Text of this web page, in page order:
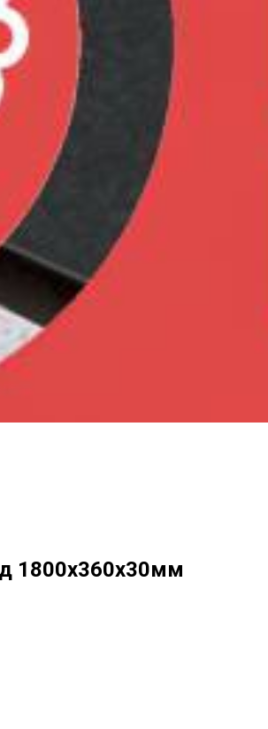
1800х360х30мм